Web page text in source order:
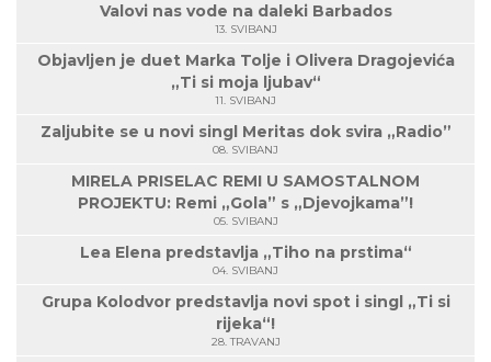
Valovi nas vode na daleki Barbados
13. SVIBANJ
Objavljen je duet Marka Tolje i Olivera Dragojevića
„Ti si moja ljubav“
11. SVIBANJ
Zaljubite se u novi singl Meritas dok svira „Radio”
08. SVIBANJ
MIRELA PRISELAC REMI U SAMOSTALNOM
PROJEKTU: Remi „Gola” s „Djevojkama”!
05. SVIBANJ
Lea Elena predstavlja „Tiho na prstima“
04. SVIBANJ
Grupa Kolodvor predstavlja novi spot i singl „Ti si
rijeka“!
28. TRAVANJ